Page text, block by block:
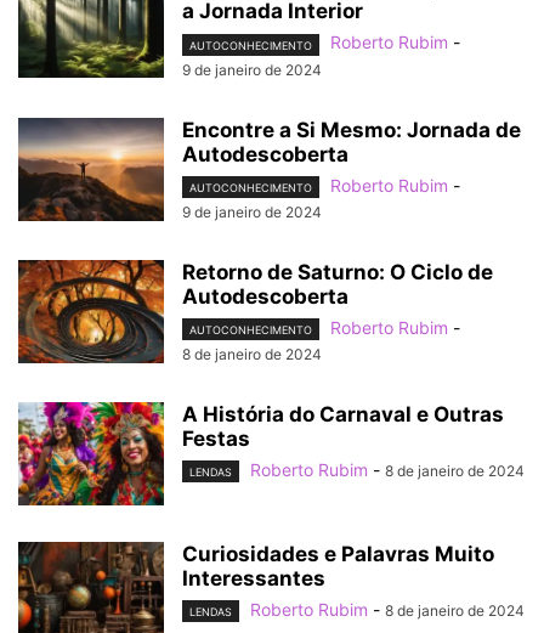
a Jornada Interior
AUTOCONHECIMENTO Roberto Rubim -
9 de janeiro de 2024
Encontre a Si Mesmo: Jornada de
Autodescoberta
AUTOCONHECIMENTO Roberto Rubim -
9 de janeiro de 2024
Retorno de Saturno: O Ciclo de
Autodescoberta
AUTOCONHECIMENTO Roberto Rubim -
8 de janeiro de 2024
A História do Carnaval e Outras
Festas
LENDAS Roberto Rubim - 8 de janeiro de 2024
Curiosidades e Palavras Muito
Interessantes
LENDAS Roberto Rubim - 8 de janeiro de 2024